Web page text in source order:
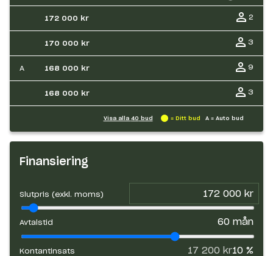
172 000 kr 2
170 000 kr 3
A 168 000 kr 9
168 000 kr 3
Visa alla 40 bud = Ditt bud A = Auto bud
Finansiering
Slutpris (exkl. moms)
Avtalstid 60 mån
Kontantinsats 17 200 kr10 %